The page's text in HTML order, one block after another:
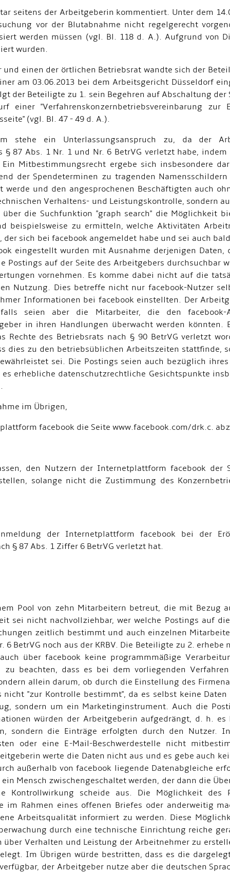
seitens der Arbeitgeberin kommentiert. Unter dem
vor der Blutabnahme nicht regelgerecht
werden müssen (vgl. Bl. 118 d. A.). Aufgrund von
wurden.
einen der örtlichen Betriebsrat wandte sich der
am 03.06.2013 bei dem Arbeitsgericht Düsseldorf
der Beteiligte zu 1. sein Begehren auf Abschaltung der
einer "Verfahrenskonzernbetriebsvereinbarung
(vgl. Bl. 47 - 49 d. A.).
ein Unterlassungsanspruch zu, da der
§ 87 Abs. 1 Nr. 1 und Nr. 6 BetrVG verletzt habe,
Mitbestimmungsrecht ergebe sich insbesondere
der Spendeterminen zu tragenden
und den angesprochenen Beschäftigten auch
Verhaltens- und Leistungskontrolle, sondern
die Suchfunktion "graph search" die Möglichkeit
beispielsweise zu ermitteln, welche Aktivitäten
sich bei facebook angemeldet habe und sei auch
eingestellt wurden mit Ausnahme derjenigen
Postings auf der Seite des Arbeitgebers durchsuchbar
vornehmen. Es komme dabei nicht auf die
Nutzung. Dies betreffe nicht nur facebook-Nutzer
Informationen bei facebook einstellten. Der
seien aber die Mitarbeiter, die den
in ihren Handlungen überwacht werden könnten.
Rechte des Betriebsrats nach § 90 BetrVG verletzt
dies zu den betriebsüblichen Arbeitszeiten stattfinde,
sei. Die Postings seien auch bezüglich
erhebliche datenschutzrechtliche Gesichtspunkte
im Übrigen,
facebook die Seite www.facebook.com/drk.c.
den Nutzern der Internetplattform facebook der
solange nicht die Zustimmung des
der Internetplattform facebook bei der
§ 87 Abs. 1 Ziffer 6 BetrVG verletzt hat.
Pool von zehn Mitarbeitern betreut, die mit Bezug
sei nicht nachvollziehbar, wer welche Postings auf
zeitlich bestimmt und auch einzelnen
6 BetrVG noch aus der KRBV. Die Beteiligte zu 2.
über facebook keine programmmäßige
zu beachten, dass es bei dem vorliegenden
allein darum, ob durch die Einstellung des
"zur Kontrolle bestimmt", da es selbst keine
sondern um ein Marketinginstrument. Auch die
würden der Arbeitgeberin aufgedrängt, d. h.
sondern die Einträge erfolgten durch den Nutzer.
oder eine E-Mail-Beschwerdestelle nicht
werte die Daten nicht aus und es gebe auch
außerhalb von facebook liegende Datenabgleiche
Mensch zwischengeschaltet werden, der dann die
Kontrollwirkung scheide aus. Die Möglichkeit
im Rahmen eines offenen Briefes oder anderweitig
Arbeitsqualität informiert zu werden. Diese
durch eine technische Einrichtung reiche
Verhalten und Leistung der Arbeitnehmer zu
Im Übrigen würde bestritten, dass es die
der Arbeitgeber nutze aber die deutschen